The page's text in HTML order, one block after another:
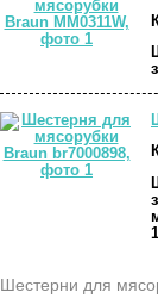
Шестерни для